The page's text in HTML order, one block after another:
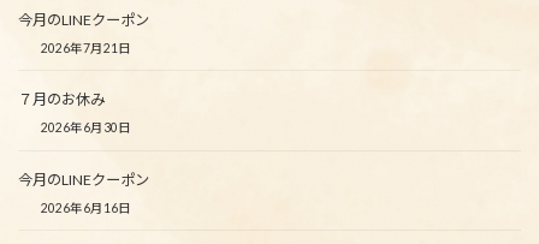
今月のLINEクーポン
2026年7月21日
７月のお休み
2026年6月30日
今月のLINEクーポン
2026年6月16日